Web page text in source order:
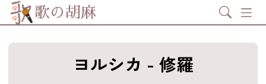
歌の胡麻 Search
ヨルシカ - 修羅